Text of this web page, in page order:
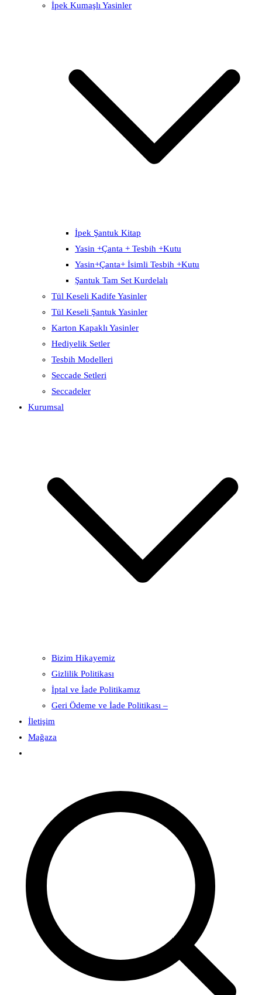
İpek Kumaşlı Yasinler
İpek Şantuk Kitap
Yasin +Çanta + Tesbih +Kutu
Yasin+Çanta+ İsimli Tesbih +Kutu
Şantuk Tam Set Kurdelalı
Tül Keseli Kadife Yasinler
Tül Keseli Şantuk Yasinler
Karton Kapaklı Yasinler
Hediyelik Setler
Tesbih Modelleri
Seccade Setleri
Seccadeler
Kurumsal
Bizim Hikayemiz
Gizlilik Politikası
İptal ve İade Politikamız
Geri Ödeme ve İade Politikası –
İletişim
Mağaza